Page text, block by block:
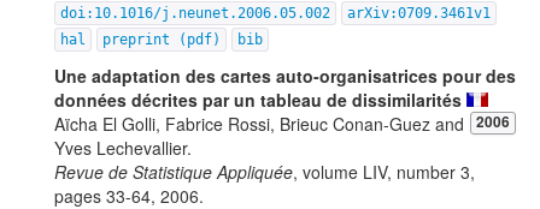
doi:10.1016/j.neunet.2006.05.002
arXiv:0709.3461v1
hal
preprint (pdf) bib
Une adaptation des cartes auto-organisatrices pour des
données décrites par un tableau de dissimilarités
2006
Aïcha El Golli, Fabrice Rossi, Brieuc Conan-Guez and
Yves Lechevallier.
Revue de Statistique Appliquée, volume LIV, number 3,
pages 33-64, 2006.